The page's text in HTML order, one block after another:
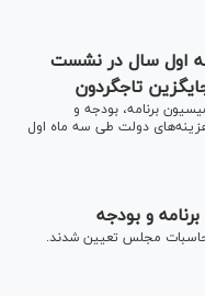
اول سال در نشست
تاجگردون
برنامه، بودجه و
دولت طی سه ماه اول
و بودجه
مجلس تعیین شدند.